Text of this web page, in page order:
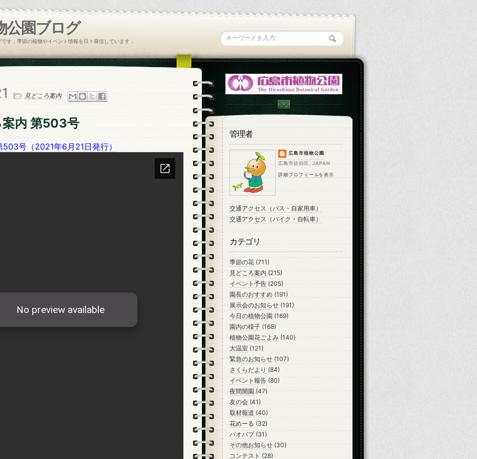
公園ブログ
す．季節の植物やイベント情報を日々発信しています．
見どころ案内
案内 第503号
号（2021年6月21日発行）
管理者
広島市植物公園
広島市佐伯区, JAPAN
詳細プロフィールを表示
交通アクセス（バス・自家用車）
交通アクセス（バイク・自転車）
カテゴリ
季節の花 (711)
見どころ案内 (215)
イベント予告 (205)
園長のおすすめ (191)
展示会のお知らせ (191)
今日の植物公園 (169)
園内の様子 (168)
植物公園花ごよみ (140)
大温室 (121)
緊急のお知らせ (107)
さくらだより (84)
イベント報告 (80)
夜間開園 (47)
友の会 (41)
取材報道 (40)
花めーる (32)
バオバブ (31)
その他お知らせ (30)
コンテスト (28)